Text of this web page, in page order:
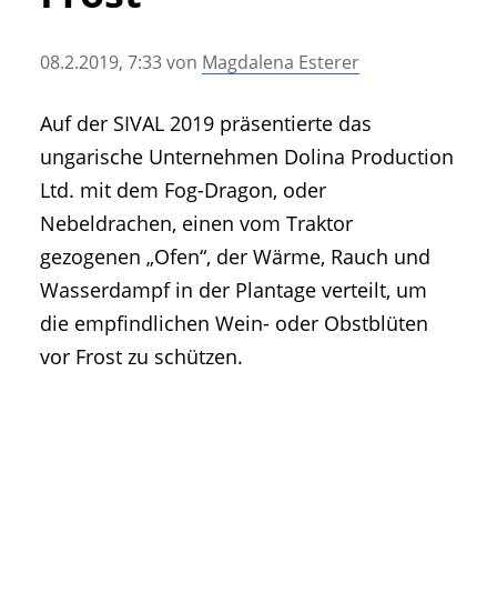
• Messen und Veranstaltungen
• Agritechnica Neuheiten Archiv
• Artikel nach Hersteller/Marke
08.2.2019, 7:33von Magdalena Esterer
Auf der SIVAL 2019 präsentierte das
ungarische Unternehmen Dolina Production
Ltd. mit dem Fog-Dragon, oder
Nebeldrachen, einen vom Traktor
gezogenen „Ofen“, der Wärme, Rauch und
Wasserdampf in der Plantage verteilt, um
die empfindlichen Wein- oder Obstblüten
vor Frost zu schützen.